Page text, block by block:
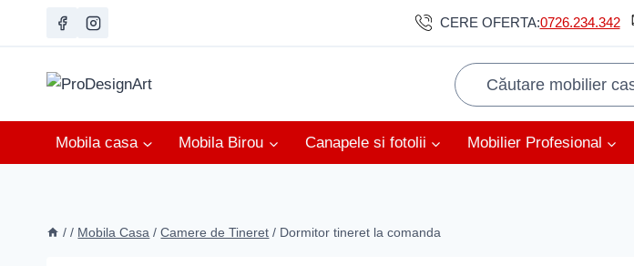
CERE OFERTA:0726.234.342
Căutare mobilier
Mobila casa
Mobila Birou Canapele si fotolii Mobilier Profesional
/ / Mobila Casa / Camere de Tineret / Dormitor tineret la comanda